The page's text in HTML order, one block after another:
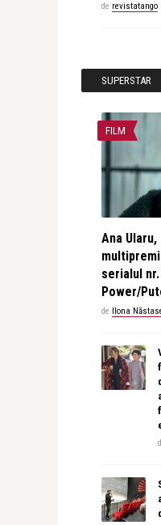
de revistatango
SUPERSTAR
FILM
Ana
serialul
Power/
de Ilona